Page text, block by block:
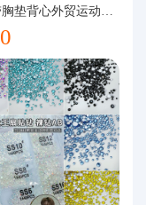
垫背心外贸运动瑜